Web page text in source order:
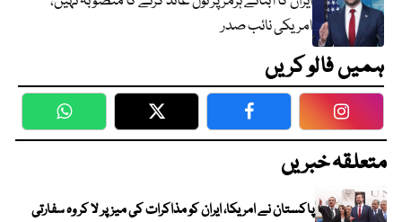
امریکی نائب صدر
ہمیں فالو کریں
WhatsApp Twitter Facebook
متعلقہ خبریں
پاکستان نے امریکا، ایران کو مذاکرات کی میز پر لا کر وہ سفارتی